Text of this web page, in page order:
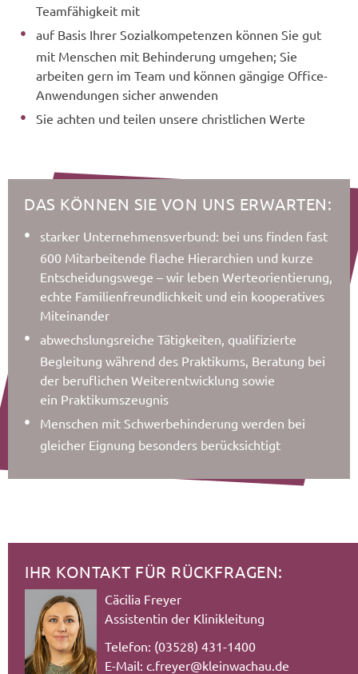
Teamfähigkeit mit
auf Basis Ihrer Sozialkompetenzen können Sie gut
mit Menschen mit Behinderung umgehen; Sie
arbeiten gern im Team und können gängige Office-
Anwendungen sicher anwenden
Sie achten und teilen unsere christlichen Werte
DAS KÖNNEN SIE VON UNS ERWARTEN:
starker Unternehmensverbund: bei uns finden fast
600 Mitarbeitende flache Hierarchien und kurze
Entscheidungswege – wir leben Werteorientierung,
echte Familienfreundlichkeit und ein kooperatives
Miteinander
abwechslungsreiche Tätigkeiten, qualifizierte
Begleitung während des Praktikums, Beratung bei
der beruflichen Weiterentwicklung sowie
ein Praktikumszeugnis
Menschen mit Schwerbehinderung werden bei
gleicher Eignung besonders berücksichtigt
IHR KONTAKT FÜR RÜCKFRAGEN:
Cäcilia Freyer
Assistentin der Klinikleitung
Telefon: (03528) 431-1400
E-Mail: c.freyer@kleinwachau.de